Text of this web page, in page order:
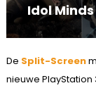
Idol
De Split-Screen
nieuwe